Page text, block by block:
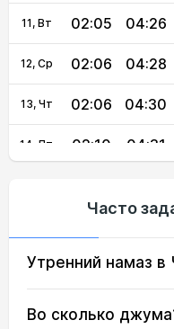
11, Вт 02:05 04:26
12, Ср 02:06 04:28
13, Чт 02:06 04:30
14, Пт 02:10 04:31
17, Пн 02:20 04:37
18, Вт 02:24 04:39
Часто
Утренний намаз в
Во сколько